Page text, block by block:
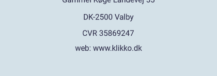
web: www.klikko.dk